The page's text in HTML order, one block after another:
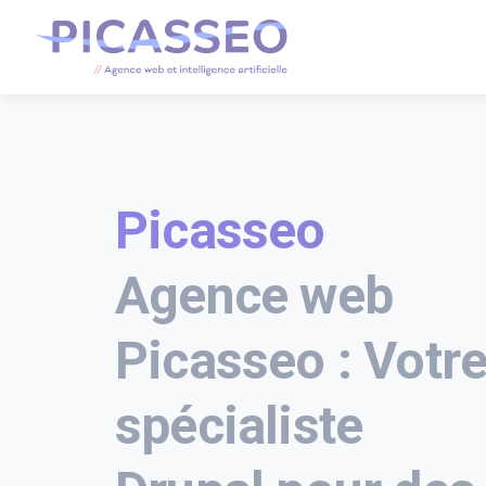
Picasseo
Agence web
Picasseo :
spécialiste